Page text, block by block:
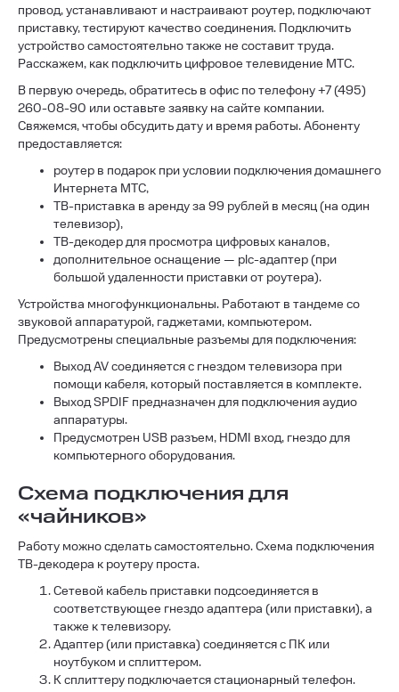
провод, устанавливают и настраивают роутер, подключают
приставку, тестируют качество соединения. Подключить
устройство самостоятельно также не составит труда.
Расскажем, как подключить цифровое телевидение МТС.
В первую очередь, обратитесь в офис по телефону +7 (495)
260-08-90 или оставьте заявку на сайте компании.
Свяжемся, чтобы обсудить дату и время работы. Абоненту
предоставляется:
роутер в подарок при условии подключения домашнего
Интернета МТС,
ТВ-приставка в аренду за 99 рублей в месяц (на один
телевизор),
ТВ-декодер для просмотра цифровых каналов,
дополнительное оснащение — plc-адаптер (при
большой удаленности приставки от роутера).
Устройства многофункциональны. Работают в тандеме со
звуковой аппаратурой, гаджетами, компьютером.
Предусмотрены специальные разъемы для подключения:
Выход AV соединяется с гнездом телевизора при
помощи кабеля, который поставляется в комплекте.
Выход SPDIF предназначен для подключения аудио
аппаратуры.
Предусмотрен USB разъем, HDMI вход, гнездо для
компьютерного оборудования.
Схема подключения для
«чайников»
Работу можно сделать самостоятельно. Схема подключения
ТВ-декодера к роутеру проста.
Сетевой кабель приставки подсоединяется в
соответствующее гнездо адаптера (или приставки), а
также к телевизору.
Адаптер (или приставка) соединяется с ПК или
ноутбуком и сплиттером.
К сплиттеру подключается стационарный телефон.